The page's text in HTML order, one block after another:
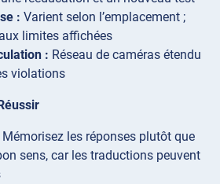
: Varient selon l’emplacement ;
limites affichées
: Réseau de caméras étendu
violations
Mémorisez les réponses plutôt que
sens, car les traductions peuvent